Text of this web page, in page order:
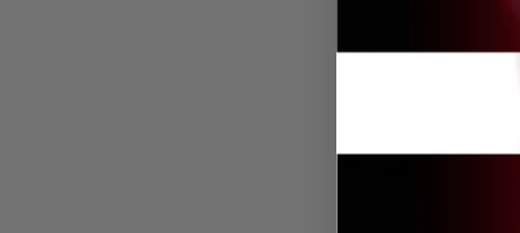
Téléphone